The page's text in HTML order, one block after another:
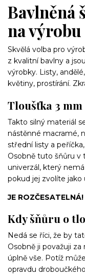
Bavlněná
na
Skvělá volba pro
z kvalitní bavlny a
výrobky. Listy,
květiny, prostírání.
Tloušťka 3 mm
Takto silný materiál
nástěnné macramé,
střední listy a
Osobně tuto šňůru v
univerzál, který
pokud jej zvolíte jako
JE ROZČESATELNÁ!
Kdy šňůru o
Nedá se říci, že by
Osobně ji považuji
úplně vše. Potíž
opravdu